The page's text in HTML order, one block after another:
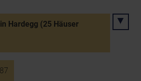
Hardegg (25 Häuser